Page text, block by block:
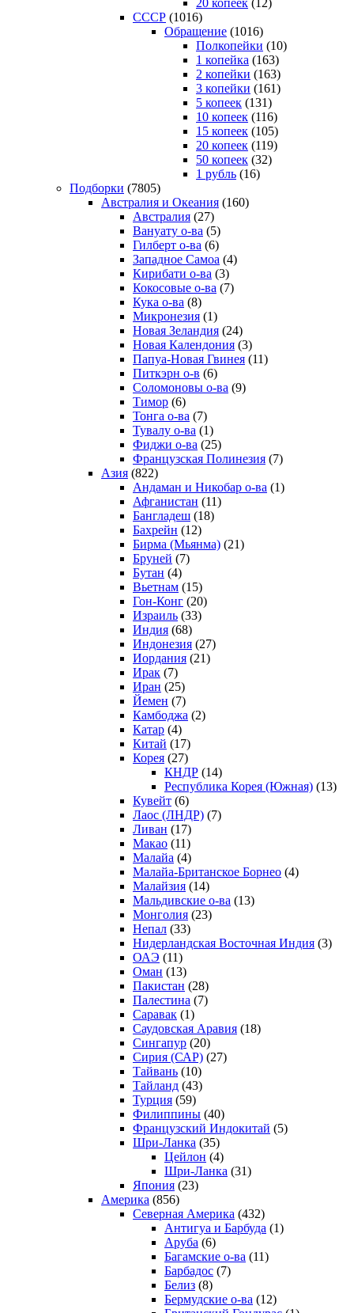
СССР (1016)
Обращение (1016)
Полкопейки (10)
1 копейка (163)
2 копейки (163)
3 копейки (161)
5 копеек (131)
10 копеек (116)
15 копеек (105)
20 копеек (119)
50 копеек (32)
1 рубль (16)
Подборки (7805)
Австралия и Океания (160)
Австралия (27)
Вануату о-ва (5)
Гилберт о-ва (6)
Западное Самоа (4)
Кирибати о-ва (3)
Кокосовые о-ва (7)
Кука о-ва (8)
Микронезия (1)
Новая Зеландия (24)
Новая Календония (3)
Папуа-Новая Гвинея (11)
Питкэрн о-в (6)
Соломоновы о-ва (9)
Тимор (6)
Тонга о-ва (7)
Тувалу о-ва (1)
Фиджи о-ва (25)
Французская Полинезия (7)
Азия (822)
Андаман и Никобар о-ва (1)
Афганистан (11)
Бангладеш (18)
Бахрейн (12)
Бирма (Мьянма) (21)
Бруней (7)
Бутан (4)
Вьетнам (15)
Гон-Конг (20)
Израиль (33)
Индия (68)
Индонезия (27)
Иордания (21)
Ирак (7)
Иран (25)
Йемен (7)
Камбоджа (2)
Катар (4)
Китай (17)
Корея (27)
КНДР (14)
Республика Корея (Южная) (13)
Кувейт (6)
Лаос (ЛНДР) (7)
Ливан (17)
Макао (11)
Малайа (4)
Малайа-Британское Борнео (4)
Малайзия (14)
Мальдивские о-ва (13)
Монголия (23)
Непал (33)
Нидерландская Восточная Индия (3)
ОАЭ (11)
Оман (13)
Пакистан (28)
Палестина (7)
Саравак (1)
Саудовская Аравия (18)
Сингапур (20)
Сирия (САР) (27)
Тайвань (10)
Тайланд (43)
Турция (59)
Филиппины (40)
Французский Индокитай (5)
Шри-Ланка (35)
Цейлон (4)
Шри-Ланка (31)
Япония (23)
Америка (856)
Северная Америка (432)
Антигуа и Барбуда (1)
Аруба (6)
Багамские о-ва (11)
Барбадос (7)
Белиз (8)
Бермудские о-ва (12)